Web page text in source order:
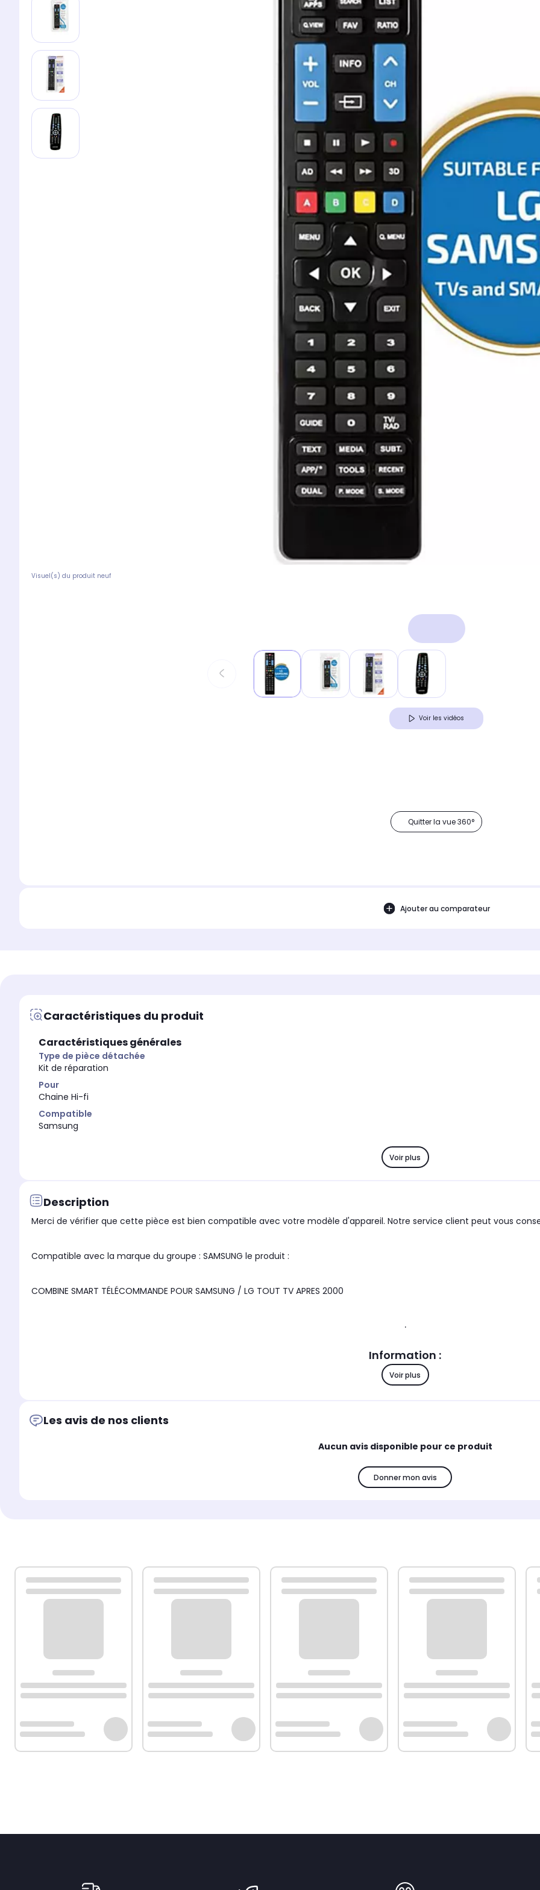
Visuel(s) du produit neuf
Voir les vidéos
Quitter la vue 360°
Ajouter au comparateur
Caractéristiques du produit
Caractéristiques générales
Type de pièce détachée
Kit de réparation
Pour
Chaine Hi-fi
Compatible
Samsung
Voir plus
Description
Merci de vérifier que cette pièce est bien compatible avec votre modèle d'appareil. Notre service client peut vous
Compatible avec la marque du groupe : SAMSUNG le produit :
COMBINE SMART TÉLÉCOMMANDE POUR SAMSUNG / LG TOUT TV APRES 2000
.
Information :
Compatibilité :
Voir plus
Les avis de nos clients
Aucun avis disponible pour ce produit
Donner mon avis